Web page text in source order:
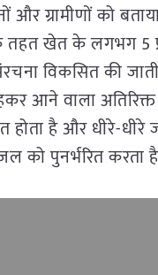
और ग्रामीणों को
तहत खेत के लगभग 5
विकसित की जाती
आने वाला
होता है और धीरे-
को पुनर्भरित करता